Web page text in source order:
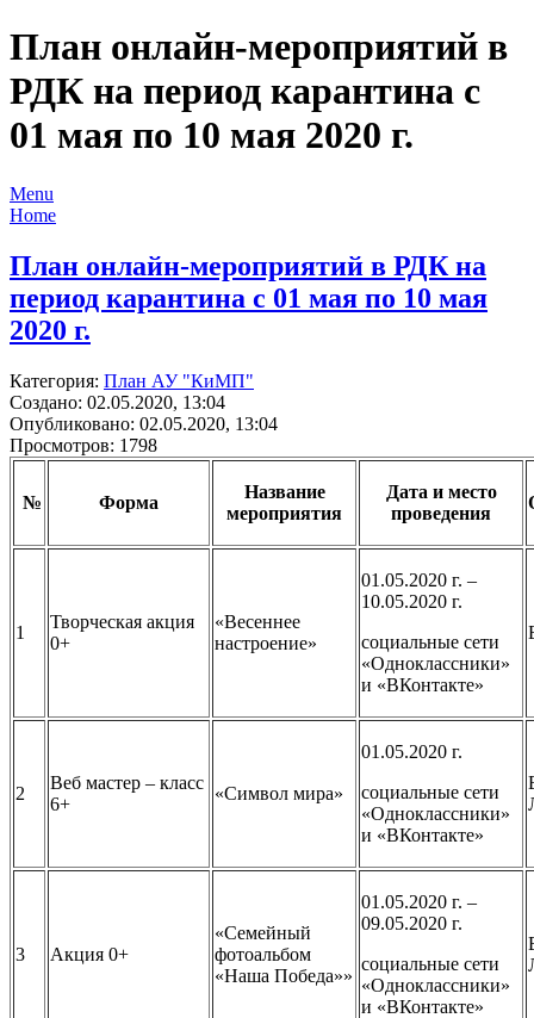
План онлайн-мероприятий в
РДК на период карантина с
01 мая по 10 мая 2020 г.
Menu
Home
План онлайн-мероприятий в РДК на
период карантина с 01 мая по 10 мая
2020 г.
Категория: План АУ "КиМП"
Создано: 02.05.2020, 13:04
Опубликовано: 02.05.2020, 13:04
Просмотров: 1798
№ Форма
Название
мероприятия
Дата и место
проведения
1
Творческая акция
0+
«Весеннее
настроение»
01.05.2020 г. –
10.05.2020 г.
социальные сети
«Одноклассники»
и «ВКонтакте»
2
Веб мастер – класс
6+
«Символ мира»
01.05.2020 г.
социальные сети
«Одноклассники»
и «ВКонтакте»
3 Акция 0+
«Семейный
фотоальбом
«Наша Победа»»
01.05.2020 г. –
09.05.2020 г.
социальные сети
«Одноклассники»
и «ВКонтакте»